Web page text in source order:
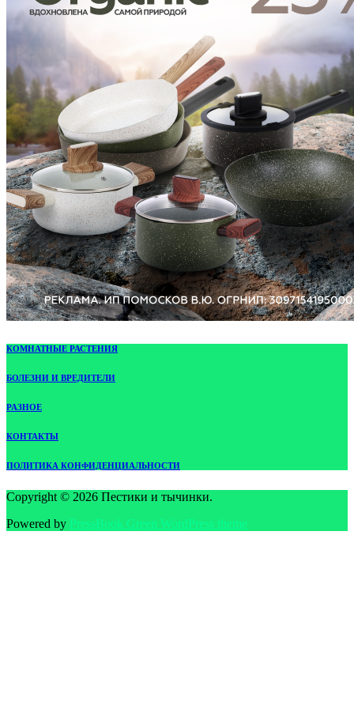
КОМНАТНЫЕ РАСТЕНИЯ
БОЛЕЗНИ И ВРЕДИТЕЛИ
РАЗНОЕ
КОНТАКТЫ
ПОЛИТИКА КОНФИДЕНЦИАЛЬНОСТИ
Copyright © 2026 Пестики и тычинки.
Powered by PressBook Green WordPress theme